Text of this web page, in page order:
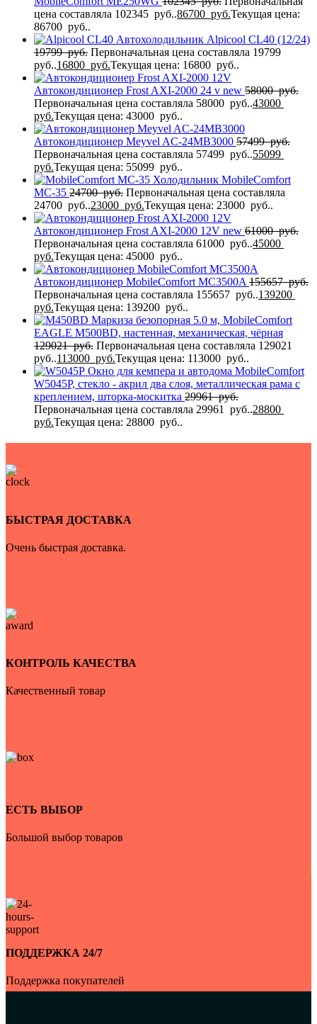
цена составляла 102345 руб..86700 руб.Текущая цена:
86700 руб..
Автохолодильник Alpicool CL40 (12/24)
19799руб. Первоначальная цена составляла 19799
руб..16800 руб.Текущая цена: 16800 руб..
Автокондиционер Frost AXI-2000 24 v new 58000руб.
Первоначальная цена составляла 58000 руб..43000
руб.Текущая цена: 43000 руб..
Автокондиционер Meyvel AC-24MB3000 57499руб.
Первоначальная цена составляла 57499 руб..55099
руб.Текущая цена: 55099 руб..
Холодильник MobileComfort
MC-35 24700руб. Первоначальная цена составляла
24700 руб..23000 руб.Текущая цена: 23000 руб..
Автокондиционер Frost AXI-2000 12V new 61000руб.
Первоначальная цена составляла 61000 руб..45000
руб.Текущая цена: 45000 руб..
Автокондиционер MobileComfort MC3500A 155657руб.
Первоначальная цена составляла 155657 руб..139200
руб.Текущая цена: 139200 руб..
Маркиза безопорная 5.0 м, MobileComfort
EAGLE M500BD, настенная, механическая, чёрная
129021руб. Первоначальная цена составляла 129021
руб..113000 руб.Текущая цена: 113000 руб..
Окно для кемпера и автодома MobileComfort
W5045P, стекло - акрил два слоя, металлическая рама с
креплением, шторка-москитка 29961руб.
Первоначальная цена составляла 29961 руб..28800
руб.Текущая цена: 28800 руб..
БЫСТРАЯ ДОСТАВКА
Очень быстрая доставка.
КОНТРОЛЬ КАЧЕСТВА
Качественный товар
ЕСТЬ ВЫБОР
Большой выбор товаров
ПОДДЕРЖКА 24/7
Поддержка покупателей